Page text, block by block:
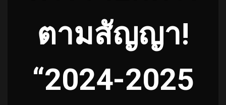
ตามสัญญา!
“2024-2025